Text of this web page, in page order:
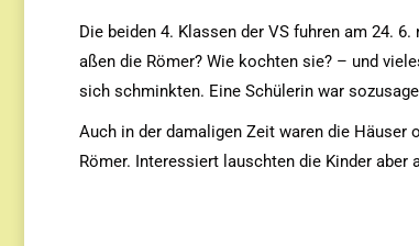
Die beiden 4. Klassen der VS fuhren am 24.
aßen die Römer? Wie kochten sie? – und
sich schminkten. Eine Schülerin war
Auch in der damaligen Zeit waren die
Römer. Interessiert lauschten die Kinder aber